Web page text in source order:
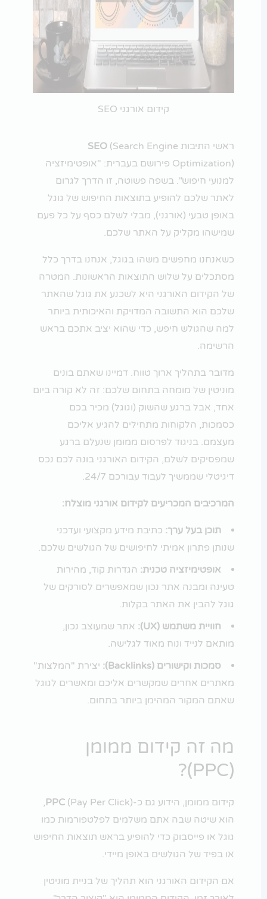
קידום אורגני SEO
ראשי התיבות SEO(Search Engine
Optimization) פירושם בעברית: "אופטימיזציה
למנועי חיפוש". בשפה פשוטה, זו הדרך לגרום
לאתר שלכם להופיע בתוצאות החיפוש של גוגל
באופן טבעי (אורגני), מבלי לשלם כסף על כל פעם
שמישהו מקליק על האתר שלכם.
כשאנחנו מחפשים משהו בגוגל, אנחנו בדרך כלל
מסתכלים על שלוש התוצאות הראשונות. המטרה
של הקידום האורגני היא לשכנע את גוגל שהאתר
שלכם הוא התשובה המדויקת והאיכותית ביותר
למה שהגולש חיפש, כדי שהוא יציב אתכם בראש
הרשימה.
מדובר בתהליך ארוך טווח. דמיינו שאתם בונים
מוניטין של מומחה בתחום שלכם: זה לא קורה ביום
אחד, אבל ברגע שהשוק (וגוגל) מכיר בכם
כסמכות, הלקוחות מתחילים להגיע אליכם
מעצמם. בניגוד לפרסום ממומן שנעלם ברגע
שמפסיקים לשלם, הקידום האורגני בונה לכם נכס
דיגיטלי שממשיך לעבוד עבורכם 24/7.
המרכיבים המכריעים לקידום אורגני מוצלח:
תוכן בעל ערך:כתיבת מידע מקצועי ועדכני
שנותן פתרון אמיתי לחיפושים של הגולשים שלכם.
אופטימיזציה טכנית:הגדרות קוד, מהירות
טעינה ומבנה אתר נכון שמאפשרים לסורקים של
גוגל להבין את האתר בקלות.
חוויית משתמש (UX):
אתר שמעוצב נכון,
מותאם לנייד ונוח מאוד לגלישה.
סמכות וקישורים (Backlinks):
יצירת "המלצות"
מאתרים אחרים שמקשרים אליכם ומאשרים לגוגל
שאתם המקור המהימן ביותר בתחום.
מה זה קידום ממומן
קידום ממומן, הידוע גם כ- PPC
(Pay Per Click),
הוא שיטה שבה אתם משלמים לפלטפורמות כמו
גוגל או פייסבוק כדי להופיע בראש תוצאות החיפוש
או בפיד של הגולשים באופן מיידי.
אם הקידום האורגני הוא תהליך של בניית מוניטין